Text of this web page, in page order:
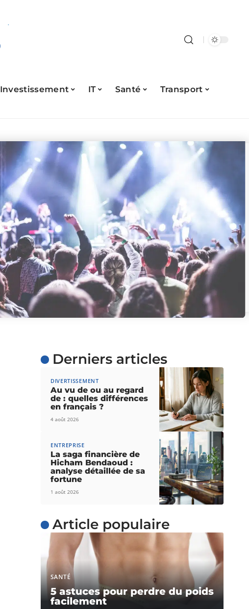
Investissement IT Santé
Transport
Derniers articles
DIVERTISSEMENT
Au vu de ou au regard
de : quelles différences
en français ?
4 août 2026
ENTREPRISE
La saga financière de
Hicham Bendaoud :
analyse détaillée de sa
fortune
1 août 2026
Article populaire
SANTÉ
5 astuces pour perdre du poids
facilement